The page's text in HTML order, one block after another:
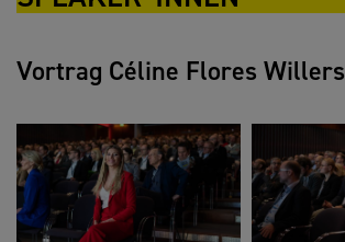
Vortrag Céline Flores Willers